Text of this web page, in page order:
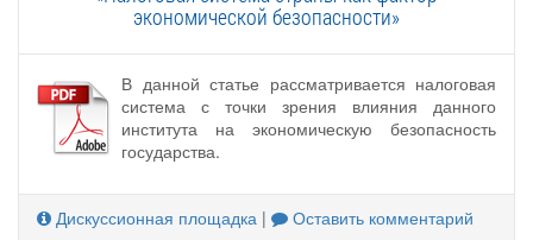
экономической безопасности»
В данной статье рассматривается налоговая
система с точки зрения влияния данного
института на экономическую безопасность
государства.
Дискуссионная площадка | Оставить комментарий